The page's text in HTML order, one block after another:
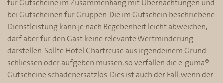
bei Gutscheinen für Gruppen. Die im Gutschein beschriebene
Dienstleistung kann je nach Begebenheit leicht abweichen,
darf aber für den Gast keine relevante Wertminderung
darstellen. Sollte Hotel Chartreuse aus irgendeinem Grund
schliessen oder aufgeben müssen, so verfallen die e-guma®-
Gutscheine schadenersatzlos. Dies ist auch der Fall, wenn der